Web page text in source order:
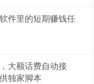
件里的短期赚钱任
大额话费自动接
独家脚本